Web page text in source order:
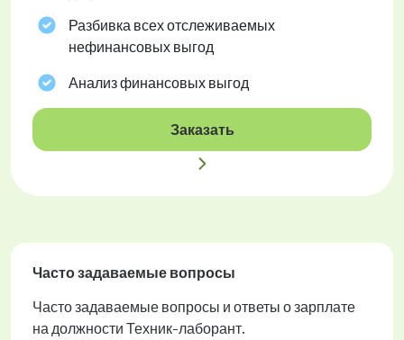
Разбивка всех отслеживаемых
нефинансовых выгод
Анализ финансовых выгод
Заказать
Часто задаваемые вопросы
Часто задаваемые вопросы и ответы о зарплате
на должности Техник-лаборант.